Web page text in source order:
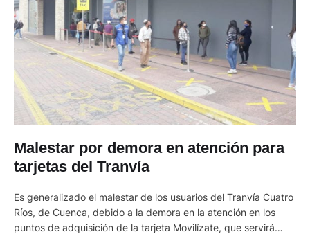
Malestar por demora en atención para
tarjetas del Tranvía
Es generalizado el malestar de los usuarios del Tranvía Cuatro
Ríos, de Cuenca, debido a la demora en la atención en los
puntos de adquisición de la tarjeta Movilízate, que servirá